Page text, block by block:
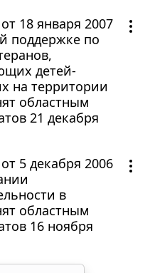
18 января 2007
поддержке по
детей-
на территории
областным
21 декабря
5 декабря 2006
в
областным
16 ноября